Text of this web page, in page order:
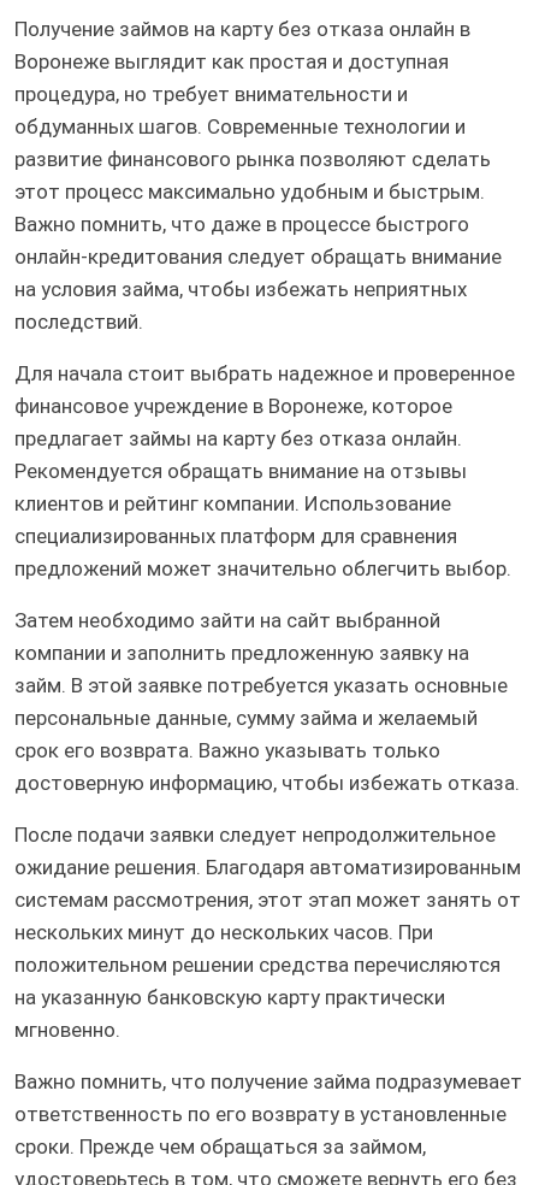
Получение займов на карту без отказа онлайн в
Воронеже выглядит как простая и доступная
процедура, но требует внимательности и
обдуманных шагов. Современные технологии и
развитие финансового рынка позволяют сделать
этот процесс максимально удобным и быстрым.
Важно помнить, что даже в процессе быстрого
онлайн-кредитования следует обращать внимание
на условия займа, чтобы избежать неприятных
последствий.
Для начала стоит выбрать надежное и проверенное
финансовое учреждение в Воронеже, которое
предлагает займы на карту без отказа онлайн.
Рекомендуется обращать внимание на отзывы
клиентов и рейтинг компании. Использование
специализированных платформ для сравнения
предложений может значительно облегчить выбор.
Затем необходимо зайти на сайт выбранной
компании и заполнить предложенную заявку на
займ. В этой заявке потребуется указать основные
персональные данные, сумму займа и желаемый
срок его возврата. Важно указывать только
достоверную информацию, чтобы избежать отказа.
После подачи заявки следует непродолжительное
ожидание решения. Благодаря автоматизированным
системам рассмотрения, этот этап может занять от
нескольких минут до нескольких часов. При
положительном решении средства перечисляются
на указанную банковскую карту практически
мгновенно.
Важно помнить, что получение займа подразумевает
ответственность по его возврату в установленные
сроки. Прежде чем обращаться за займом,
удостоверьтесь в том, что сможете вернуть его без